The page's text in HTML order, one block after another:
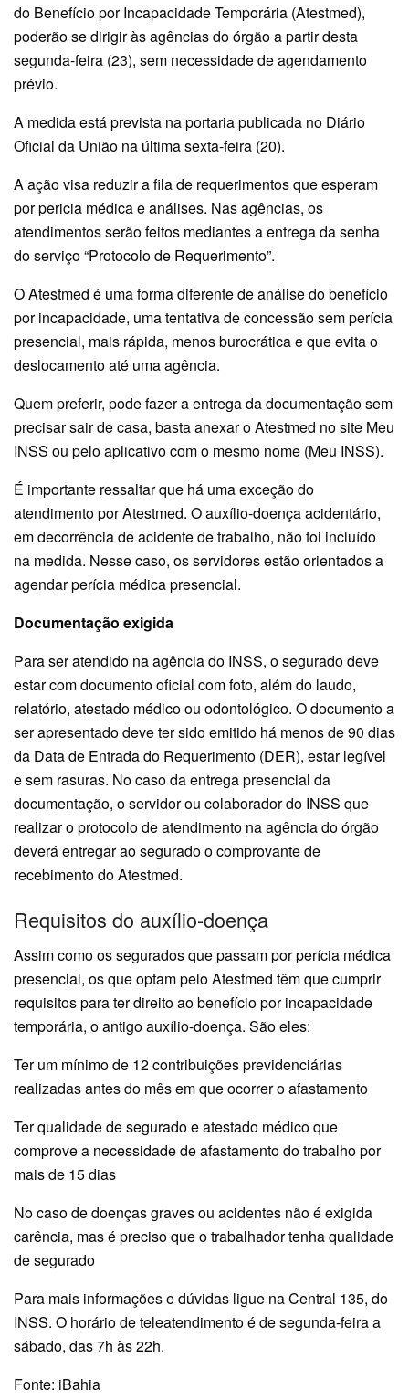
do Benefício por Incapacidade Temporária (Atestmed),
poderão se dirigir às agências do órgão a partir desta
segunda-feira (23), sem necessidade de agendamento
prévio.
A medida está prevista na portaria publicada no Diário
Oficial da União na última sexta-feira (20).
A ação visa reduzir a fila de requerimentos que esperam
por pericia médica e análises. Nas agências, os
atendimentos serão feitos mediantes a entrega da senha
do serviço “Protocolo de Requerimento”.
O Atestmed é uma forma diferente de análise do benefício
por incapacidade, uma tentativa de concessão sem perícia
presencial, mais rápida, menos burocrática e que evita o
deslocamento até uma agência.
Quem preferir, pode fazer a entrega da documentação sem
precisar sair de casa, basta anexar o Atestmed no site Meu
INSS ou pelo aplicativo com o mesmo nome (Meu INSS).
É importante ressaltar que há uma exceção do
atendimento por Atestmed. O auxílio-doença acidentário,
em decorrência de acidente de trabalho, não foi incluído
na medida. Nesse caso, os servidores estão orientados a
agendar perícia médica presencial.
Documentação exigida
Para ser atendido na agência do INSS, o segurado deve
estar com documento oficial com foto, além do laudo,
relatório, atestado médico ou odontológico. O documento a
ser apresentado deve ter sido emitido há menos de 90 dias
da Data de Entrada do Requerimento (DER), estar legível
e sem rasuras. No caso da entrega presencial da
documentação, o servidor ou colaborador do INSS que
realizar o protocolo de atendimento na agência do órgão
deverá entregar ao segurado o comprovante de
recebimento do Atestmed.
Requisitos do auxílio-doença
Assim como os segurados que passam por perícia médica
presencial, os que optam pelo Atestmed têm que cumprir
requisitos para ter direito ao benefício por incapacidade
temporária, o antigo auxílio-doença. São eles:
Ter um mínimo de 12 contribuições previdenciárias
realizadas antes do mês em que ocorrer o afastamento
Ter qualidade de segurado e atestado médico que
comprove a necessidade de afastamento do trabalho por
mais de 15 dias
No caso de doenças graves ou acidentes não é exigida
carência, mas é preciso que o trabalhador tenha qualidade
de segurado
Para mais informações e dúvidas ligue na Central 135, do
INSS. O horário de teleatendimento é de segunda-feira a
sábado, das 7h às 22h.
Fonte: iBahia